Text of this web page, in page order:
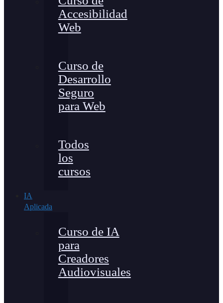
Accesibilidad
Web
Curso de
Desarrollo
Seguro
para Web
Todos
los
cursos
IA
Aplicada
Curso de IA
para
Creadores
Audiovisuales